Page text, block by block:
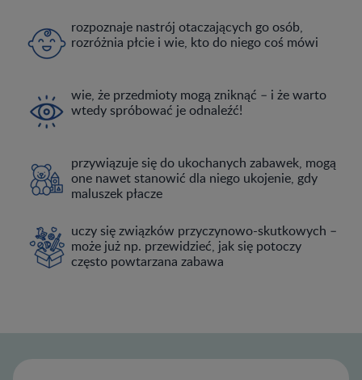
rozpoznaje nastrój otaczających go osób,
rozróżnia płcie i wie, kto do niego coś mówi
wie, że przedmioty mogą zniknąć – i że warto
wtedy spróbować je odnaleźć!
przywiązuje się do ukochanych zabawek, mogą
one nawet stanowić dla niego ukojenie, gdy
maluszek płacze
uczy się związków przyczynowo-skutkowych –
może już np. przewidzieć, jak się potoczy
często powtarzana zabawa